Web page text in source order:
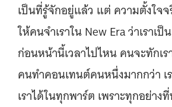
เป็นที่รู้จักอยู่แล้ว แต่ ความตั้งใจจ
ให้คนจำเราใน New Era ว่าเราเ
ก่อนหน้านี้เวลาไปไหน คนจะทักเ
คนทำคอนเทนต์คนหนึ่งมากกว่า
เราได้ในทุกพาร์ต เพราะทุกอย่าง